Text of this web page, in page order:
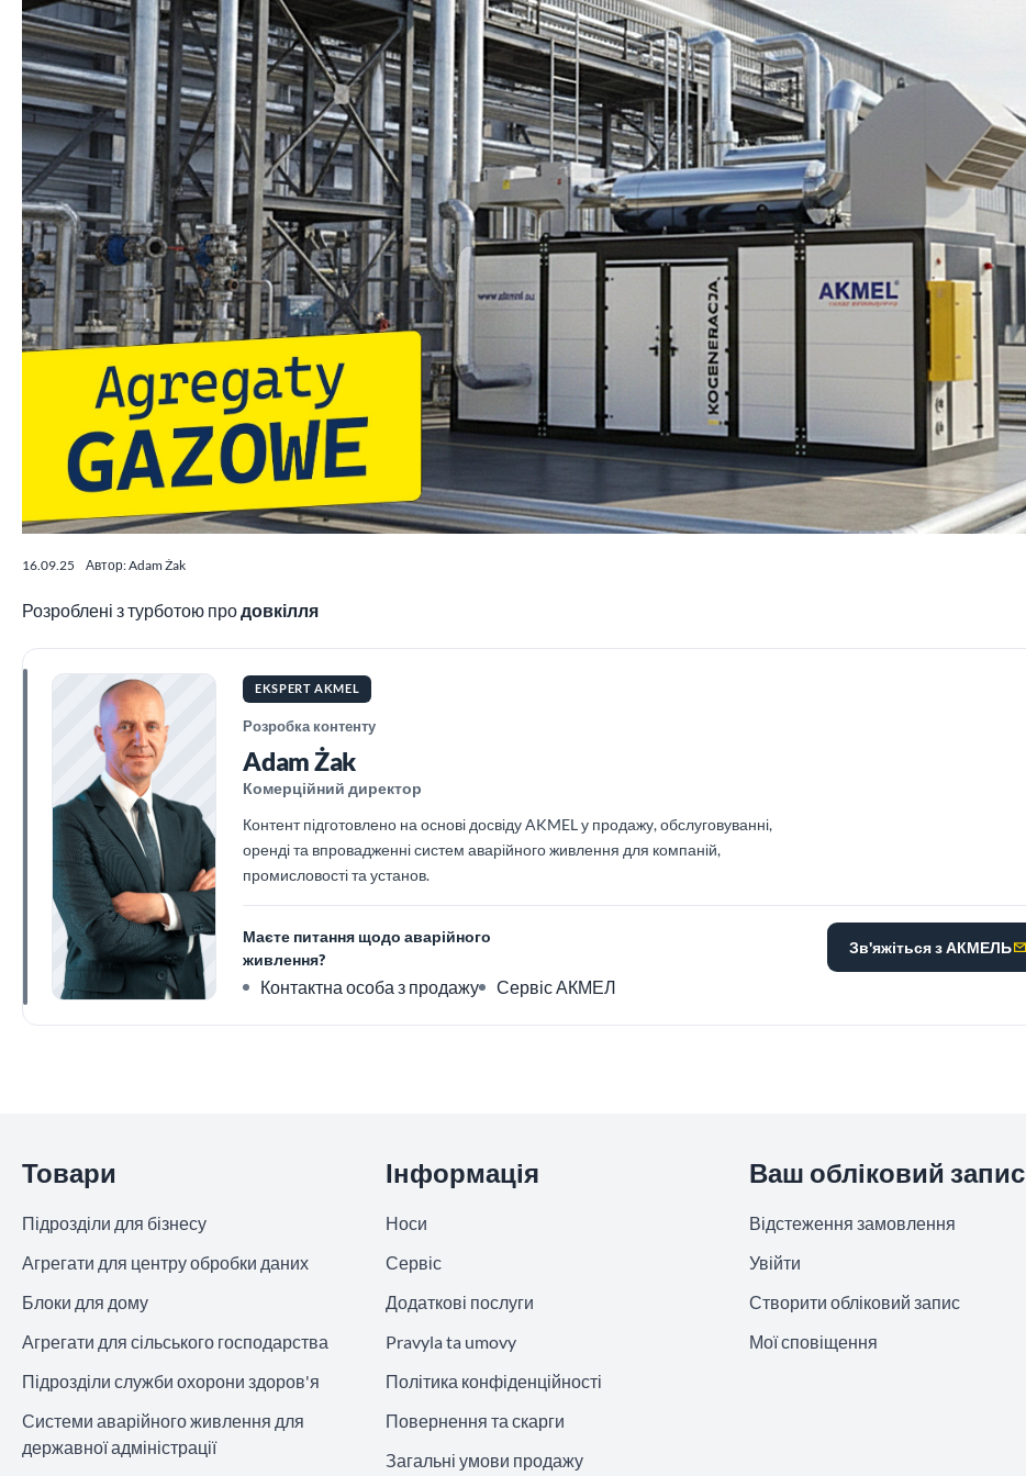
16.09.25 Автор: Adam Żak
Розроблені з турботою продовкілля
EKSPERT AKMEL
Розробка контенту
Adam Żak
Комерційний директор
Контент підготовлено на основі досвіду AKMEL у продажу, обслуговуванні,
оренді та впровадженні систем аварійного живлення для компаній,
промисловості та установ.
Маєте питання щодо аварійного
живлення?
Зв'яжіться з АКМЕЛЬ
Контактна особа з продажу Сервіс АКМЕЛ
Товари
Підрозділи для бізнесу
Агрегати для центру обробки даних
Блоки для дому
Агрегати для сільського господарства
Підрозділи служби охорони здоров'я
Системи аварійного живлення для
державної адміністрації
Інформація
Носи
Сервіс
Додаткові послуги
Pravyla ta umovy
Політика конфіденційності
Повернення та скарги
Загальні умови продажу
Ваш обліковий запис
Відстеження замовлення
Увійти
Створити обліковий запис
Мої сповіщення